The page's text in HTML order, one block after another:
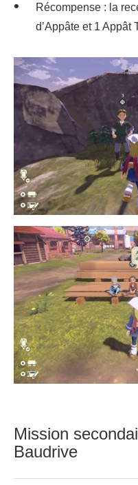
Récompense : la
d’Appâte et 1 Appât
Mission
Baudrive